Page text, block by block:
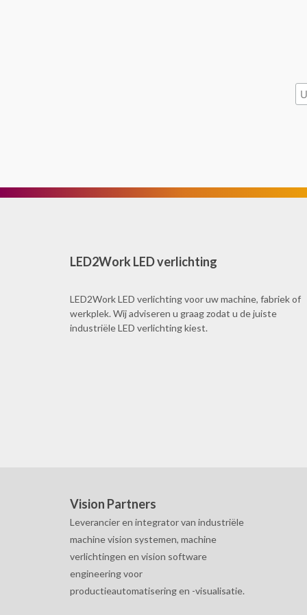
LED2Work LED verlichting
LED2Work LED verlichting voor uw machine, fabriek of
werkplek. Wij adviseren u graag zodat u de juiste
industriële LED verlichting kiest.
Vision Partners
Leverancier en integrator van industriële
machine vision systemen, machine
verlichtingen en vision software
engineering voor
productieautomatisering en -visualisatie.